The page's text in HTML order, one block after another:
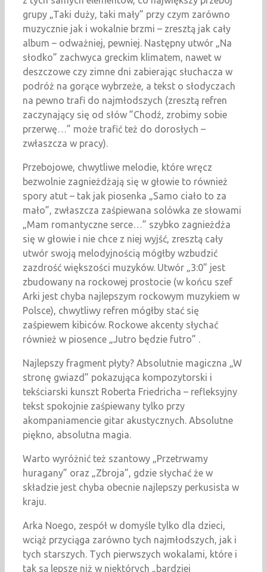
grupy „Taki duży, taki mały” przy czym zarówno
muzycznie jak i wokalnie brzmi – zresztą jak cały
album – odważniej, pewniej. Następny utwór „Na
słodko” zachwyca greckim klimatem, nawet w
deszczowe czy zimne dni zabierając słuchacza w
podróż na gorące wybrzeże, a tekst o słodyczach
na pewno trafi do najmłodszych (zresztą refren
zaczynający się od słów ”Chodź, zrobimy sobie
przerwę…” może trafić też do dorosłych –
zwłaszcza w pracy).
Przebojowe, chwytliwe melodie, które wręcz
bezwolnie zagnieżdżają się w głowie to również
spory atut – tak jak piosenka „Samo ciało to za
mało”, zwłaszcza zaśpiewana solówka ze słowami
„Mam romantyczne serce…” szybko zagnieżdża
się w głowie i nie chce z niej wyjść, zresztą cały
utwór swoją melodyjnością mógłby wzbudzić
zazdrość większości muzyków. Utwór „3:0” jest
zbudowany na rockowej prostocie (w końcu szef
Arki jest chyba najlepszym rockowym muzykiem w
Polsce), chwytliwy refren mógłby stać się
zaśpiewem kibiców. Rockowe akcenty słychać
również w piosence „Jutro będzie futro” .
Najlepszy fragment płyty? Absolutnie magiczna „W
stronę gwiazd” pokazująca kompozytorski i
tekściarski kunszt Roberta Friedricha – refleksyjny
tekst spokojnie zaśpiewany tylko przy
akompaniamencie gitar akustycznych. Absolutne
piękno, absolutna magia.
Warto wyróżnić też szantowy „Przetrwamy
huragany” oraz „Zbroja”, gdzie słychać że w
składzie jest chyba obecnie najlepszy perkusista w
kraju.
Arka Noego, zespół w domyśle tylko dla dzieci,
wciąż przyciąga zarówno tych najmłodszych, jak i
tych starszych. Tych pierwszych wokalami, które i
tak są lepsze niż w niektórych „bardziej